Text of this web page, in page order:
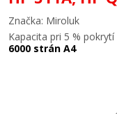
Značka: Miroluk
Kapacita pri 5 % pokrytí
6000 strán A4